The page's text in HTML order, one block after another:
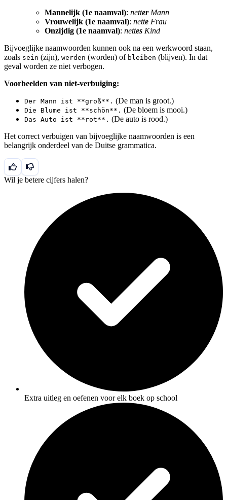
Mannelijk (1e naamval): netterMann
Vrouwelijk (1e naamval): nette Frau
Onzijdig (1e naamval): nettes Kind
Bijvoeglijke naamwoorden kunnen ook na een werkwoord staan,
zoals sein (zijn), werden (worden) of bleiben (blijven). In dat
geval worden ze niet verbogen.
Voorbeelden van niet-verbuiging:
Der Mann ist **groß**. (De man is groot.)
Die Blume ist **schön**. (De bloem is mooi.)
Das Auto ist **rot**. (De auto is rood.)
Het correct verbuigen van bijvoeglijke naamwoorden is een
belangrijk onderdeel van de Duitse grammatica.
Wil je betere cijfers halen?
Extra uitleg en oefenen voor elk boek op school